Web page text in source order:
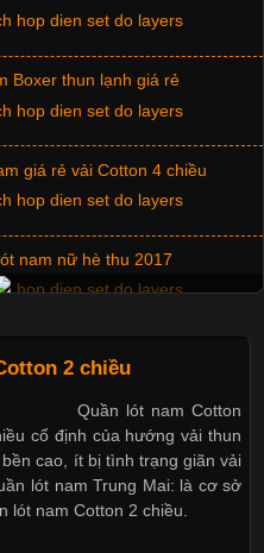
Phục Công Ty Được Ưa
Nay
01 14:23:34
đại, việc xây dựng hình ảnh
đối với sự phát triển của
pháp hiệu quả được nhiều
áo thun đồng phục công ty.
thun
Trong Ngành Thời Trang?
27 17:03:46
Được Ưa Chuộng Trong
Boxer thun lạnh giá rẻ
giá rẻ vải Cotton 4 chiều
nam nữ hè thu 2017
lội nam và nữ 2017
và quần lót nam giá sỉ
lót nam đúng cách
2 chiều
Quần lót nam Cotton
cố định của hướng vải thun
cao, ít bị tình trạng giãn vải
lót nam Trung Mai: là cơ sở
lót nam Cotton 2 chiều.